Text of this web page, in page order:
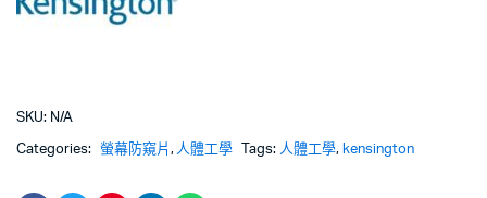
SKU: N/A
Categories: 螢幕防窺片 , 人體工學 Tags: 人體工學, kensington